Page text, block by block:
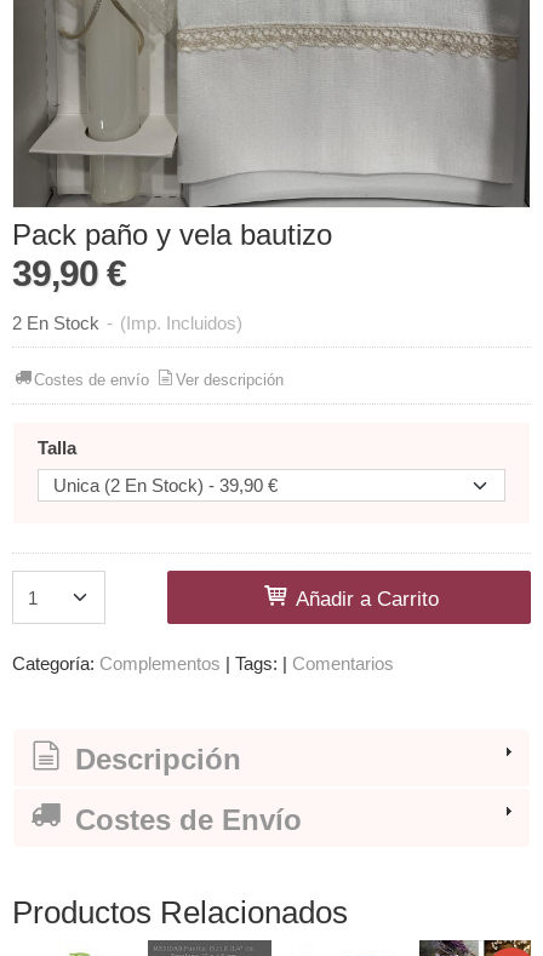
Pack paño y vela bautizo
39,90 €
2 En Stock - (Imp. Incluidos)
Costes de envío Ver descripción
Talla
Añadir a Carrito
Categoría: Complementos | Tags: | Comentarios
Descripción
Costes de Envío
Productos Relacionados